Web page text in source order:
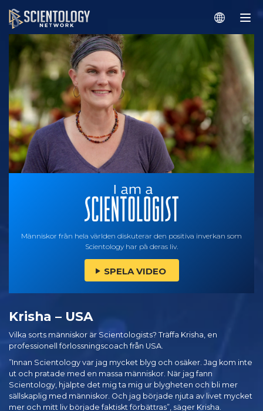
Människor från hela världen diskuterar den positiva inverkan som
Scientology har på deras liv.
SPELA VIDEO
Krisha – USA
Vilka sorts människor är Scientologists? Träffa Krisha, en
professionell förlossningscoach från USA.
”Innan Scientology var jag mycket blyg och osäker. Jag kom inte
ut och pratade med en massa människor. När jag fann
Scientology, hjälpte det mig ta mig ur blygheten och bli mer
sällskaplig med människor. Och jag började njuta av livet mycket
mer och mitt liv började faktiskt förbättras”, säger Krisha.